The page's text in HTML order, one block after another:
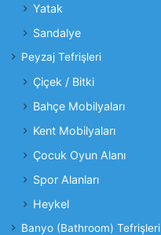
Yatak
Sandalye
Peyzaj Tefrişleri
Çiçek / Bitki
Bahçe Mobilyaları
Kent Mobilyaları
Çocuk Oyun Alanı
Spor Alanları
Heykel
Banyo (Bathroom) Tefrişleri